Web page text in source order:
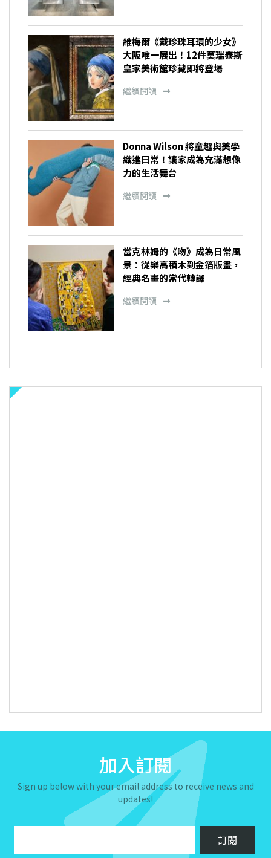
維梅爾《戴珍珠耳環的少女》
大阪唯一展出！12件莫瑞泰斯
皇家美術館珍藏即將登場
繼續閱讀
Donna Wilson 將童趣與美學
織進日常！讓家成為充滿想像
力的生活舞台
繼續閱讀
當克林姆的《吻》成為日常風
景：從樂高積木到金箔版畫，
經典名畫的當代轉譯
繼續閱讀
加入訂閱
Sign up below with your email address to receive news and
updates!